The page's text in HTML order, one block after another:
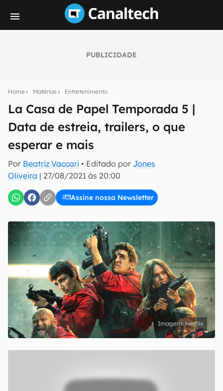
PUBLICIDADE
Home Matérias Entretenimento
La Casa de Papel Temporada 5 |
Data de estreia, trailers, o que
esperar e mais
Por Beatriz Vaccari • Editado por Jones
Oliveira | 27/08/2021 às 20:00
Assine nossa Newsletter
notícias e reviews sobre tecnologia em primeira
mão.
E-mail
inscreva-se
Confirmo que li, aceito e concordo com os Termos de
Uso e Política de Privacidade do Canaltech.
Netflix